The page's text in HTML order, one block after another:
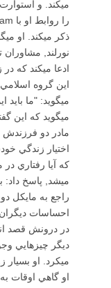
ميكند. و
ذكر ميكند. او
نورلند,
ادعا ميكند كه
اين گروه
ميگويد: "ما بايد
ميگويد كه اين
مادر دو فرزندش
اختيار زندگي
كه آيا رفتاري
ميشد, پاسخ داد:
راجع به مايكل
احساسات
در درونش قصد
ديگر چيزهايي
ميكرد. او بسيار
او گاهي اوقات به